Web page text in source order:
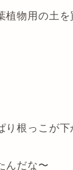
植物用の土を
り根っこが
んだな〜